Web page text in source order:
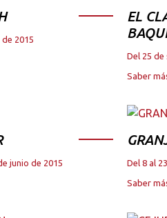
2015
EL
Del 25
Saber
junio de 2015 Del 8 al
Saber